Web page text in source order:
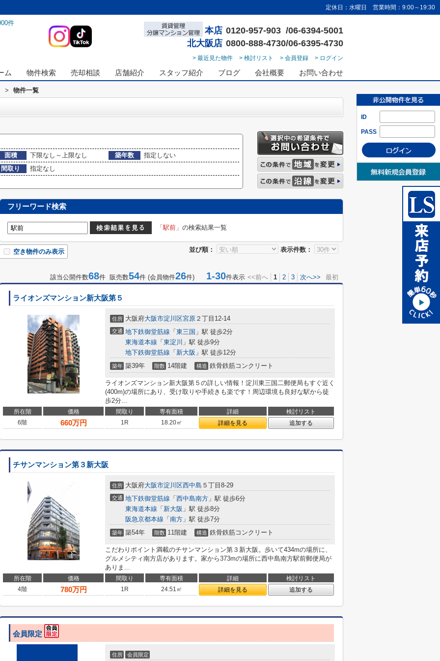
定休日：水曜日 営業時間：9:00～19:30
件
本店 0120-957-903 /06-6394-5001
北大阪店 0800-888-4730/06-6395-4730
> 最近見た物件 > 検討リスト > 会員登録 > ログイン
ム 物件検索 売却相談 店舗紹介 スタッフ紹介 ブログ 会社概要 お問い合わせ
ID
PASS
> 物件一覧
面積 下限なし～上限なし 築年数
指定しない
間取り
指定なし
フリーワード検索
「駅前」 の検索結果一覧
並び順： 表示件数：
空き物件のみ表示
該当公開件数68件 販売数54件 (会員物件26件) 1-30件表示 <<前へ 1 2 3 次へ>> 最初
ライオンズマンション新大阪第５
住所 大阪府大阪市淀川区宮原 ２丁目12-14
交通 地下鉄御堂筋線 「 東三国 」駅 徒歩2分
東海道本線 「 東淀川 」駅 徒歩9分
地下鉄御堂筋線 「 新大阪 」駅 徒歩12分
築年 築39年 階数 14階建 構造 鉄骨鉄筋コンクリート
ライオンズマンション新大阪第５の詳しい情報！淀川東三国二郵便局もすぐ近く
(400m)の場所にあり、受け取りや手続きも楽です！周辺環境も良好な駅から徒
歩2分...
所在階 価格 間取り 専有面積 詳細
検討リスト
6階
660万円 1R 18.20㎡ 詳細を見る 追加する
チサンマンション第３新大阪
住所 大阪府大阪市淀川区西中島 ５丁目8-29
交通 地下鉄御堂筋線 「 西中島南方 」駅 徒歩6分
東海道本線 「 新大阪 」駅 徒歩8分
阪急京都本線 「 南方 」駅 徒歩7分
築年 築54年 階数 11階建 構造 鉄骨鉄筋コンクリート
こだわりポイント満載のチサンマンション第３新大阪。歩いて434mの場所に、
グルメシティ南方店があります。家から373mの場所に西中島南方駅前郵便局が
ありま...
所在階 価格 間取り 専有面積 詳細
検討リスト
4階
780万円 1R 24.51㎡ 詳細を見る 追加する
会員限定
住所 会員限定